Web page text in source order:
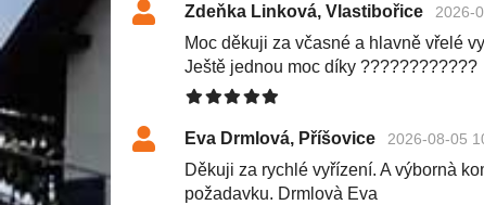
Zdeňka Linková, Vlastibořice 2026-
Moc děkuji za včasné a hlavně vřelé
Ještě jednou moc díky ????????????
Eva Drmlová, Příšovice 2026-08-05
Děkuji za rychlé vyřízení. A výbornà
požadavku. Drmlovà Eva